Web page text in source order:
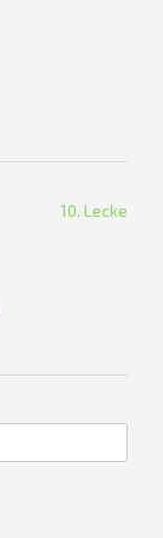
10. Lecke